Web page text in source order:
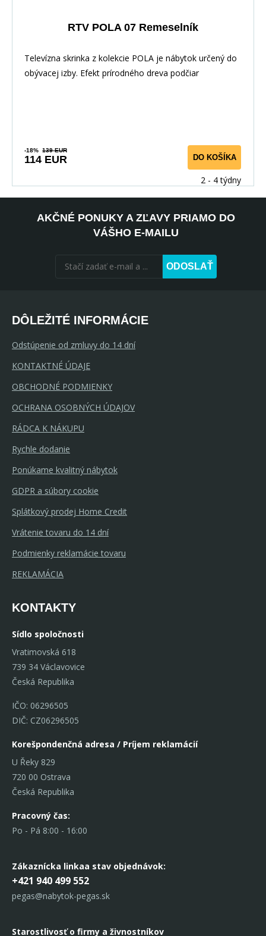
RTV POLA 07 Remeselník
Televízna skrinka z kolekcie POLA je nábytok určený do
obývacej izby. Efekt prírodného dreva podčiar
-18% 139 EUR
114 EUR DO KOŠÍKA
2 - 4 týdny
AKČNÉ PONUKY A ZĽAVY PRIAMO DO
VÁŠHO E-MAILU
ODOSLAŤ
DÔLEŽITÉ INFORMÁCIE
Odstúpenie od zmluvy do 14 dní
KONTAKTNÉ ÚDAJE
OBCHODNÉ PODMIENKY
OCHRANA OSOBNÝCH ÚDAJOV
RÁDCA K NÁKUPU
Rychle dodanie
Ponúkame kvalitný nábytok
GDPR a súbory cookie
Splátkový prodej Home Credit
Vrátenie tovaru do 14 dní
Podmienky reklamácie tovaru
REKLAMÁCIA
KONTAKTY
Sídlo spoločnosti
Vratimovská 618
739 34 Václavovice
Česká Republika
IČO: 06296505
DIČ: CZ06296505
Korešpondenčná adresa / Príjem reklamácií
U Řeky 829
720 00 Ostrava
Česká Republika
Pracovný čas:
Po - Pá 8:00 - 16:00
Zákaznícka linkaa stav objednávok:
+421 940 499 552
pegas@nabytok-pegas.sk
Starostlivosť o firmy a živnostníkov